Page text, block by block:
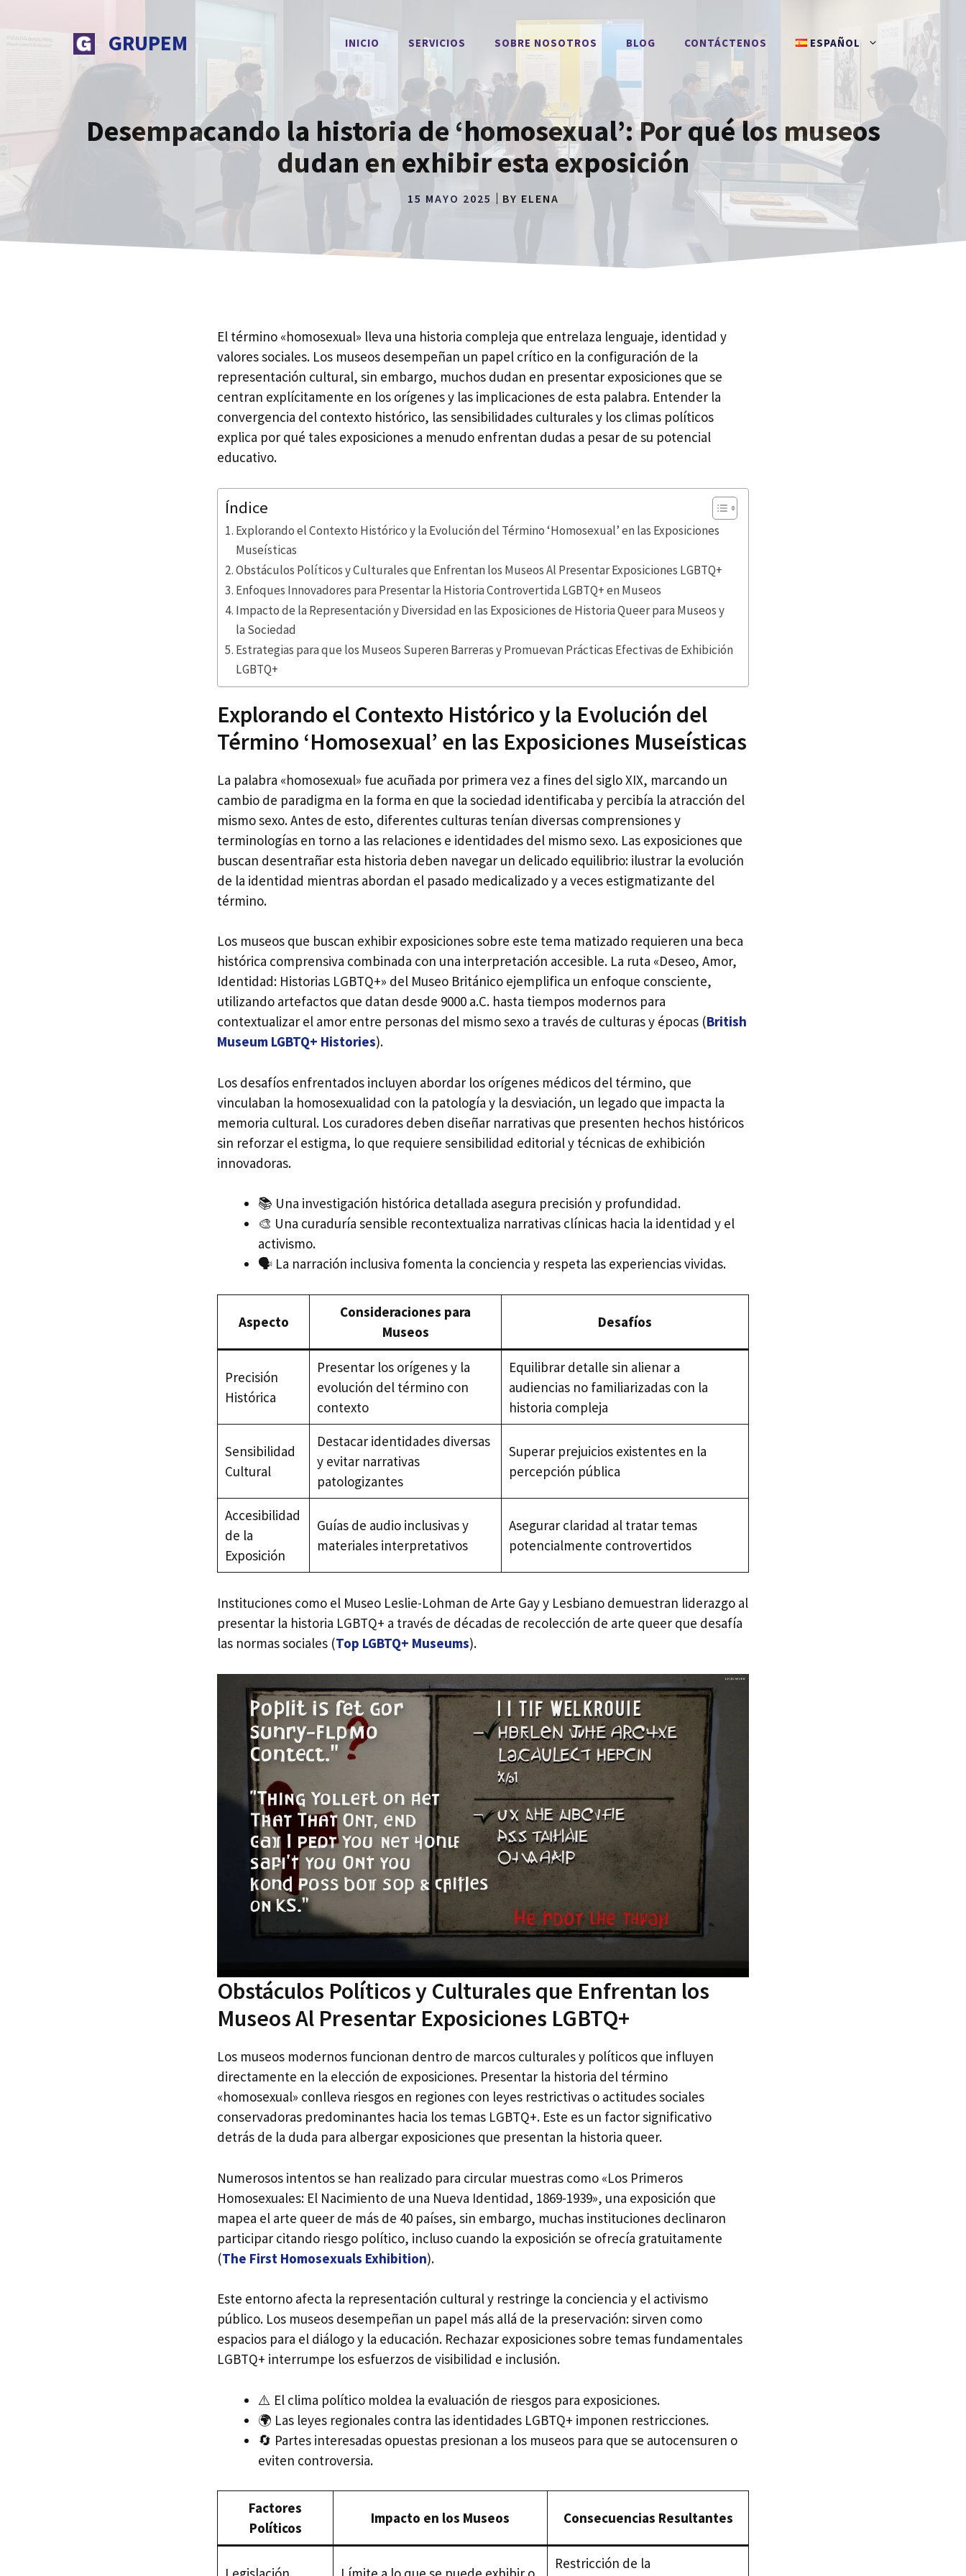
contenido
GRUPEM INICIO SERVICIOS SOBRE NOSOTROS BLOG CONTÁCTENOS ESPAÑOL
Desempacando la historia de ‘homosexual’: Por qué los museos
dudan en exhibir esta exposición
15 MAYO 2025 BY ELENA
El término «homosexual» lleva una historia compleja que entrelaza lenguaje, identidad y
valores sociales. Los museos desempeñan un papel crítico en la configuración de la
representación cultural, sin embargo, muchos dudan en presentar exposiciones que se
centran explícitamente en los orígenes y las implicaciones de esta palabra. Entender la
convergencia del contexto histórico, las sensibilidades culturales y los climas políticos
explica por qué tales exposiciones a menudo enfrentan dudas a pesar de su potencial
educativo.
Índice
Explorando el Contexto Histórico y la Evolución del Término ‘Homosexual’ en las Exposiciones
Museísticas
Obstáculos Políticos y Culturales que Enfrentan los Museos Al Presentar Exposiciones LGBTQ+
Enfoques Innovadores para Presentar la Historia Controvertida LGBTQ+ en Museos
Impacto de la Representación y Diversidad en las Exposiciones de Historia Queer para Museos y
la Sociedad
Estrategias para que los Museos Superen Barreras y Promuevan Prácticas Efectivas de Exhibición
LGBTQ+
Explorando el Contexto Histórico y la Evolución del
Término ‘Homosexual’ en las Exposiciones Museísticas
La palabra «homosexual» fue acuñada por primera vez a fines del siglo XIX, marcando un
cambio de paradigma en la forma en que la sociedad identificaba y percibía la atracción del
mismo sexo. Antes de esto, diferentes culturas tenían diversas comprensiones y
terminologías en torno a las relaciones e identidades del mismo sexo. Las exposiciones que
buscan desentrañar esta historia deben navegar un delicado equilibrio: ilustrar la evolución
de la identidad mientras abordan el pasado medicalizado y a veces estigmatizante del
término.
Los museos que buscan exhibir exposiciones sobre este tema matizado requieren una beca
histórica comprensiva combinada con una interpretación accesible. La ruta «Deseo, Amor,
Identidad: Historias LGBTQ+» del Museo Británico ejemplifica un enfoque consciente,
utilizando artefactos que datan desde 9000 a.C. hasta tiempos modernos para
contextualizar el amor entre personas del mismo sexo a través de culturas y épocas (British
Museum LGBTQ+ Histories).
Los desafíos enfrentados incluyen abordar los orígenes médicos del término, que
vinculaban la homosexualidad con la patología y la desviación, un legado que impacta la
memoria cultural. Los curadores deben diseñar narrativas que presenten hechos históricos
sin reforzar el estigma, lo que requiere sensibilidad editorial y técnicas de exhibición
innovadoras.
📚 Una investigación histórica detallada asegura precisión y profundidad.
🎨 Una curaduría sensible recontextualiza narrativas clínicas hacia la identidad y el
activismo.
🗣️ La narración inclusiva fomenta la conciencia y respeta las experiencias vividas.
Aspecto
Consideraciones para
Museos
Desafíos
Precisión
Histórica
Presentar los orígenes y la
evolución del término con
contexto
Equilibrar detalle sin alienar a
audiencias no familiarizadas con la
historia compleja
Sensibilidad
Cultural
Destacar identidades diversas
y evitar narrativas
patologizantes
Superar prejuicios existentes en la
percepción pública
Accesibilidad
de la
Exposición
Guías de audio inclusivas y
materiales interpretativos
Asegurar claridad al tratar temas
potencialmente controvertidos
Instituciones como el Museo Leslie-Lohman de Arte Gay y Lesbiano demuestran liderazgo al
presentar la historia LGBTQ+ a través de décadas de recolección de arte queer que desafía
las normas sociales (Top LGBTQ+ Museums).
Obstáculos Políticos y Culturales que Enfrentan los
Museos Al Presentar Exposiciones LGBTQ+
Los museos modernos funcionan dentro de marcos culturales y políticos que influyen
directamente en la elección de exposiciones. Presentar la historia del término
«homosexual» conlleva riesgos en regiones con leyes restrictivas o actitudes sociales
conservadoras predominantes hacia los temas LGBTQ+. Este es un factor significativo
detrás de la duda para albergar exposiciones que presentan la historia queer.
Numerosos intentos se han realizado para circular muestras como «Los Primeros
Homosexuales: El Nacimiento de una Nueva Identidad, 1869-1939», una exposición que
mapea el arte queer de más de 40 países, sin embargo, muchas instituciones declinaron
participar citando riesgo político, incluso cuando la exposición se ofrecía gratuitamente
(The First Homosexuals Exhibition).
Este entorno afecta la representación cultural y restringe la conciencia y el activismo
público. Los museos desempeñan un papel más allá de la preservación: sirven como
espacios para el diálogo y la educación. Rechazar exposiciones sobre temas fundamentales
LGBTQ+ interrumpe los esfuerzos de visibilidad e inclusión.
⚠️ El clima político moldea la evaluación de riesgos para exposiciones.
🌍 Las leyes regionales contra las identidades LGBTQ+ imponen restricciones.
🔄 Partes interesadas opuestas presionan a los museos para que se autocensuren o
eviten controversia.
Factores
Políticos
Impacto en los Museos Consecuencias Resultantes
Restricción de la